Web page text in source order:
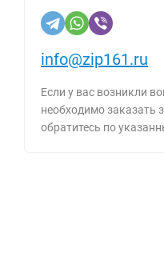
info@zip161.ru
Если у вас возникли
необходимо заказать
обратитесь по